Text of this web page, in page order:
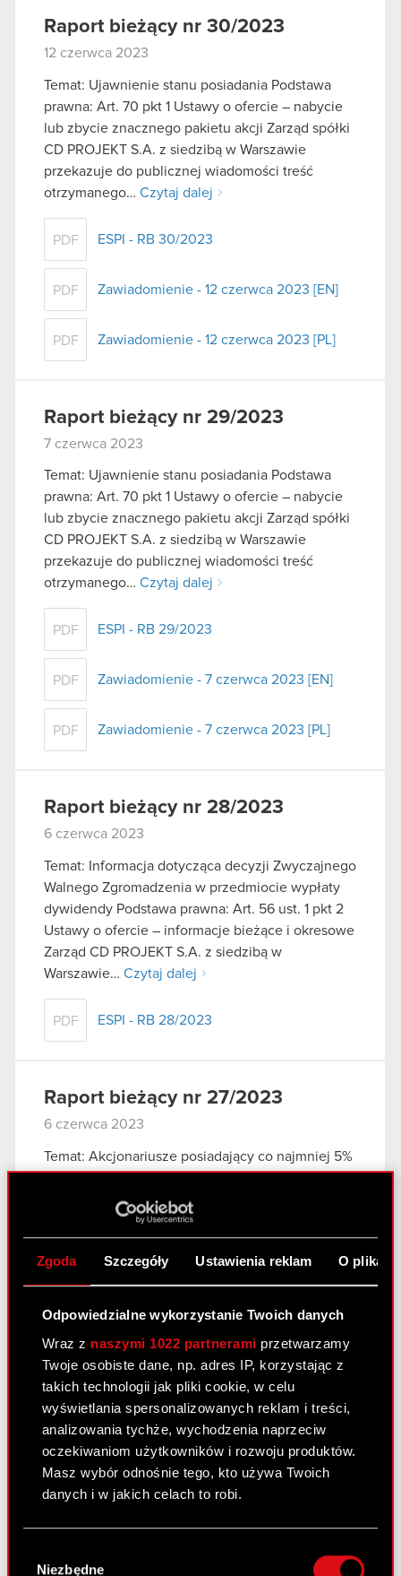
Zgoda Szczegóły Ustawienia reklam O
Odpowiedzialne wykorzystanie Twoich danych
Wraz z naszymi 1022 partnerami przetwarzamy
Twoje osobiste dane, np. adres IP, korzystając z
takich technologii jak pliki cookie, w celu
wyświetlania spersonalizowanych reklam i treści,
analizowania tychże, wychodzenia naprzeciw
oczekiwaniom użytkowników i rozwoju produktów.
Masz wybór odnośnie tego, kto używa Twoich
danych i w jakich celach to robi.
Gromadzić dane dotyczące Twojej
zgody
Niezbędne
Raport bieżący nr 30/2023
12 czerwca 2023
Temat: Ujawnienie stanu posiadania Podstawa
prawna: Art. 70 pkt 1 Ustawy o ofercie – nabycie
lub zbycie znacznego pakietu akcji Zarząd spółki
CD PROJEKT S.A. z siedzibą w Warszawie
przekazuje do publicznej wiadomości treść
otrzymanego… Czytaj dalej
PDF ESPI - RB 30/2023
PDF Zawiadomienie - 12 czerwca 2023 [EN]
PDF Zawiadomienie - 12 czerwca 2023 [PL]
Raport bieżący nr 29/2023
7 czerwca 2023
Temat: Ujawnienie stanu posiadania Podstawa
prawna: Art. 70 pkt 1 Ustawy o ofercie – nabycie
lub zbycie znacznego pakietu akcji Zarząd spółki
CD PROJEKT S.A. z siedzibą w Warszawie
przekazuje do publicznej wiadomości treść
otrzymanego… Czytaj dalej
PDF ESPI - RB 29/2023
PDF Zawiadomienie - 7 czerwca 2023 [EN]
PDF Zawiadomienie - 7 czerwca 2023 [PL]
Raport bieżący nr 28/2023
6 czerwca 2023
Temat: Informacja dotycząca decyzji Zwyczajnego
Walnego Zgromadzenia w przedmiocie wypłaty
dywidendy Podstawa prawna: Art. 56 ust. 1 pkt 2
Ustawy o ofercie – informacje bieżące i okresowe
Zarząd CD PROJEKT S.A. z siedzibą w
Warszawie… Czytaj dalej
PDF ESPI - RB 28/2023
Raport bieżący nr 27/2023
6 czerwca 2023
Temat: Akcjonariusze posiadający co najmniej 5%
głosów na Zwyczajnym Walnym Zgromadzeniu
Spółki Podstawa prawna: Art. 70 pkt 3 Ustawy o
ofercie – WZA lista powyżej 5% Zarząd Spółki CD
PROJEKT Spółka Akcyjna z siedzibą w…Czytaj
dalej
PDF ESPI - RB 27/2023
Raport bieżący nr 26/2023
6 czerwca 2023
Temat: Uchwały podjęte przez Zwyczajne Walne
Zgromadzenie Spółki Podstawa prawna: Art. 56
ust. 1 pkt 2 Ustawy o ofercie – informacje bieżące
Spółka Akcyjna z siedzibą w…Czytaj dalej